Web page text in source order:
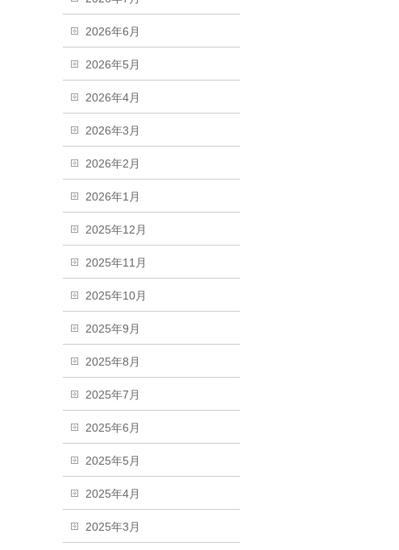
2026年6月
2026年5月
2026年4月
2026年3月
2026年2月
2026年1月
2025年12月
2025年11月
2025年10月
2025年9月
2025年8月
2025年7月
2025年6月
2025年5月
2025年4月
2025年3月